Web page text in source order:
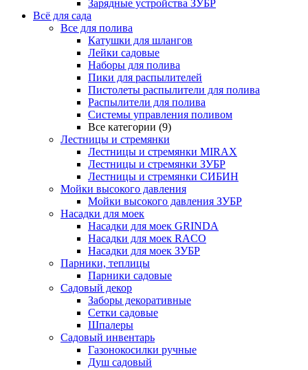
Зарядные устройства ЗУБР
Всё для сада
Все для полива
Катушки для шлангов
Лейки садовые
Наборы для полива
Пики для распылителей
Пистолеты распылители для полива
Распылители для полива
Системы управления поливом
Все категории (9)
Лестницы и стремянки
Лестницы и стремянки MIRAX
Лестницы и стремянки ЗУБР
Лестницы и стремянки СИБИН
Мойки высокого давления
Мойки высокого давления ЗУБР
Насадки для моек
Насадки для моек GRINDA
Насадки для моек RACO
Насадки для моек ЗУБР
Парники, теплицы
Парники садовые
Садовый декор
Заборы декоративные
Сетки садовые
Шпалеры
Садовый инвентарь
Газонокосилки ручные
Душ садовый